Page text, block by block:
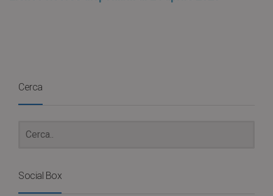
Cerca
Social Box